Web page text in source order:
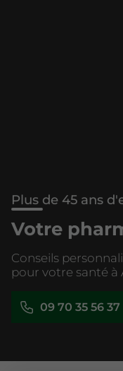
Plus de 45 ans
Votre
Conseils
pour votre santé à
09 70 35 56 37